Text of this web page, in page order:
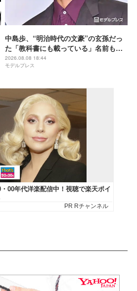
中島歩、“明治時代の文豪”の玄孫だっ
た「教科書にも載っている」名前も先
祖に由来
2026.08.08 18:44
モデルプレス